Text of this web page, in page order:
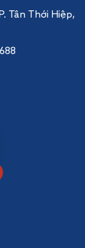
Tân Thới Hiệp,